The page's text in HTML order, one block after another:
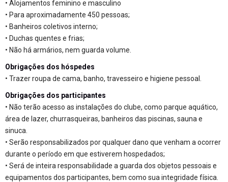
• Alojamentos feminino e masculino
• Para aproximadamente 450 pessoas;
• Banheiros coletivos interno;
• Duchas quentes e frias;
• Não há armários, nem guarda volume.
Obrigações dos hóspedes
• Trazer roupa de cama, banho, travesseiro e higiene pessoal.
Obrigações dos participantes
• Não terão acesso as instalações do clube, como parque aquático,
área de lazer, churrasqueiras, banheiros das piscinas, sauna e
sinuca.
• Serão responsabilizados por qualquer dano que venham a ocorrer
durante o período em que estiverem hospedados;
• Será de inteira responsabilidade a guarda dos objetos pessoais e
equipamentos dos participantes, bem como sua integridade física.